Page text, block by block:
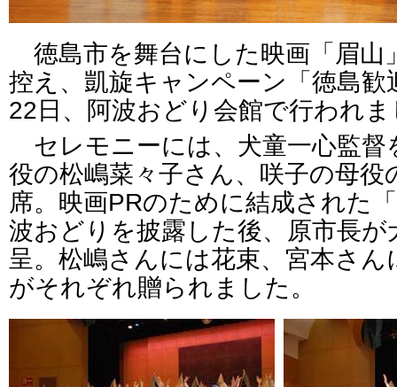
徳島市を舞台にした映画「眉山
控え、凱旋キャンペーン「徳島
22日、阿波おどり会館で行われ
セレモニーには、犬童一心監督
役の松嶋菜々子さん、咲子の母役
席。映画PRのために結成された
波おどりを披露した後、原市長が
呈。松嶋さんには花束、宮本さん
がそれぞれ贈られました。